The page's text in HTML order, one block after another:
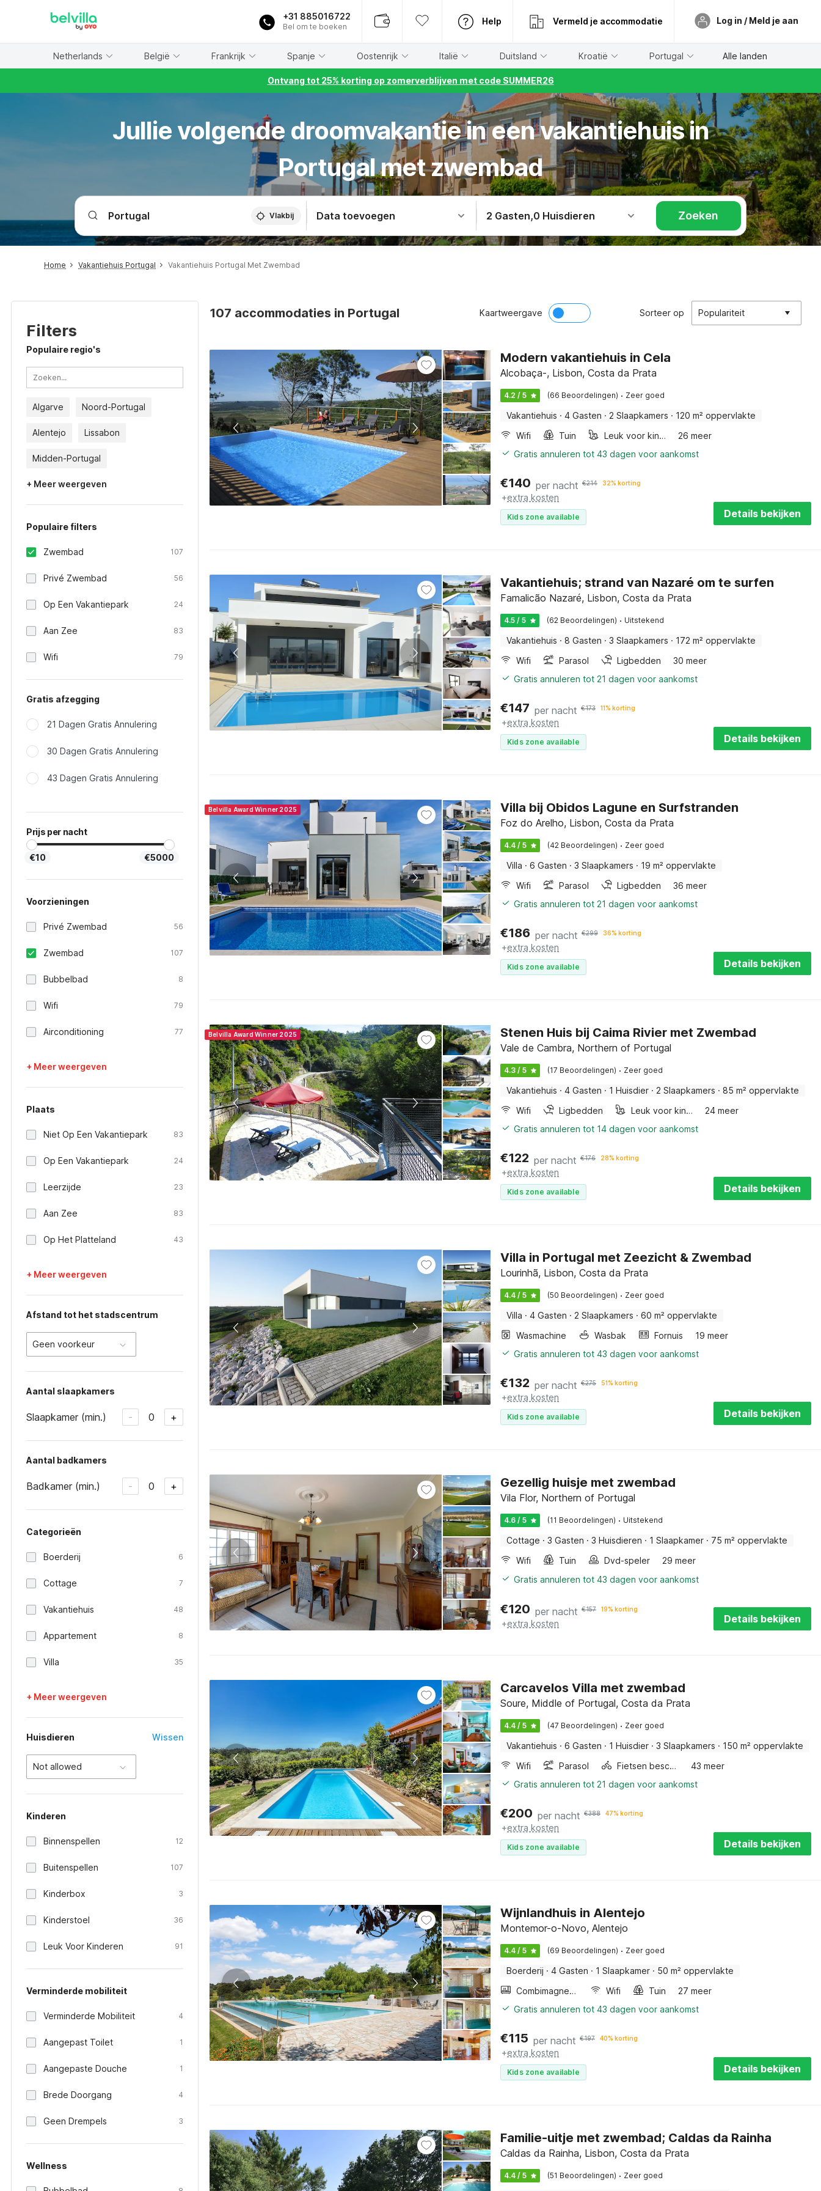
+31 885016722
Bel om te boeken
Help Vermeld je accommodatie Log in / Meld je aan
Netherlands België Frankrijk Spanje Oostenrijk Italië Duitsland Kroatië Portugal Alle landen
Ontvang tot 25% korting op zomerverblijven met code SUMMER26
Jullie volgende droomvakantie in een vakantiehuis in
Portugal met zwembad
Vlakbij Data toevoegen 2 Gasten,0 Huisdieren Zoeken
Home Vakantiehuis Portugal Vakantiehuis Portugal Met Zwembad
Filters
Populaire regio's
Algarve Noord-Portugal
Alentejo Lissabon
Midden-Portugal
+ Meer weergeven
Populaire filters
Zwembad 107
Privé Zwembad 56
Op Een Vakantiepark 24
Aan Zee 83
Wifi 79
Gratis afzegging
21 Dagen Gratis Annulering
30 Dagen Gratis Annulering
43 Dagen Gratis Annulering
Prijs per nacht
€10 €5000
Voorzieningen
Privé Zwembad 56
Zwembad 107
Bubbelbad 8
Wifi 79
Airconditioning 77
+ Meer weergeven
Plaats
Niet Op Een Vakantiepark 83
Op Een Vakantiepark 24
Leerzijde 23
Aan Zee 83
Op Het Platteland 43
+ Meer weergeven
Afstand tot het stadscentrum
Geen voorkeur
Aantal slaapkamers
Slaapkamer (min.) - 0 +
Aantal badkamers
Badkamer (min.) - 0 +
Categorieën
Boerderij 6
Cottage 7
Vakantiehuis 48
Appartement 8
Villa 35
+ Meer weergeven
Huisdieren Wissen
Not allowed
Kinderen
Binnenspellen 12
Buitenspellen 107
Kinderbox 3
Kinderstoel 36
Leuk Voor Kinderen 91
Verminderde mobiliteit
Verminderde Mobiliteit 4
Aangepast Toilet 1
Aangepaste Douche 1
Brede Doorgang 4
Geen Drempels 3
Wellness
107 accommodaties in Portugal Kaartweergave Sorteer op Populariteit
Modern vakantiehuis in Cela
Alcobaça-, Lisbon, Costa da Prata
4.2 / 5 (66 Beoordelingen) · Zeer goed
Vakantiehuis · 4 Gasten · 2 Slaapkamers · 120 m² oppervlakte
Wifi
Tuin Leuk voor kinderen
26 meer
Gratis annuleren tot 43 dagen voor aankomst
€140 per nacht €214 32% korting
+extra kosten
Kids zone available Details bekijken
Vakantiehuis; strand van Nazaré om te surfen
Famalicão Nazaré, Lisbon, Costa da Prata
4.5 / 5 (62 Beoordelingen) · Uitstekend
Vakantiehuis · 8 Gasten · 3 Slaapkamers · 172 m² oppervlakte
Wifi
Parasol Ligbedden
30 meer
Gratis annuleren tot 21 dagen voor aankomst
€147 per nacht €173 11% korting
+extra kosten
Kids zone available Details bekijken
Belvilla Award Winner 2025 Villa bij Obidos Lagune en Surfstranden
Foz do Arelho, Lisbon, Costa da Prata
4.4 / 5 (42 Beoordelingen) · Zeer goed
Villa · 6 Gasten · 3 Slaapkamers · 19 m² oppervlakte
Wifi
Parasol Ligbedden
36 meer
Gratis annuleren tot 21 dagen voor aankomst
€186 per nacht €299 36% korting
+extra kosten
Kids zone available Details bekijken
Belvilla Award Winner 2025 Stenen Huis bij Caima Rivier met Zwembad
Vale de Cambra, Northern of Portugal
4.3 / 5 (17 Beoordelingen) · Zeer goed
Vakantiehuis · 4 Gasten · 1 Huisdier · 2 Slaapkamers · 85 m² oppervlakte
Wifi
Ligbedden Leuk voor kinderen
24 meer
Gratis annuleren tot 14 dagen voor aankomst
€122 per nacht €176 28% korting
+extra kosten
Kids zone available Details bekijken
Villa in Portugal met Zeezicht & Zwembad
Lourinhã, Lisbon, Costa da Prata
4.4 / 5 (50 Beoordelingen) · Zeer goed
Villa · 4 Gasten · 2 Slaapkamers · 60 m² oppervlakte
Wasmachine
Wasbak Fornuis
19 meer
Gratis annuleren tot 43 dagen voor aankomst
€132 per nacht €275 51% korting
+extra kosten
Kids zone available Details bekijken
Gezellig huisje met zwembad
Vila Flor, Northern of Portugal
4.6 / 5 (11 Beoordelingen) · Uitstekend
Cottage · 3 Gasten · 3 Huisdieren · 1 Slaapkamer · 75 m² oppervlakte
Wifi
Tuin Dvd-speler
29 meer
Gratis annuleren tot 43 dagen voor aankomst
€120 per nacht €157 19% korting
+extra kosten Details bekijken
Carcavelos Villa met zwembad
Soure, Middle of Portugal, Costa da Prata
4.4 / 5 (47 Beoordelingen) · Zeer goed
Vakantiehuis · 6 Gasten · 1 Huisdier · 3 Slaapkamers · 150 m² oppervlakte
Wifi
Parasol Fietsen beschikbaar
43 meer
Gratis annuleren tot 21 dagen voor aankomst
€200 per nacht €388 47% korting
+extra kosten
Kids zone available Details bekijken
Wijnlandhuis in Alentejo
Montemor-o-Novo, Alentejo
4.4 / 5 (69 Beoordelingen) · Zeer goed
Boerderij · 4 Gasten · 1 Slaapkamer · 50 m² oppervlakte
Combimagnetron
Wifi Tuin
27 meer
Gratis annuleren tot 43 dagen voor aankomst
€115 per nacht €197 40% korting
+extra kosten
Kids zone available Details bekijken
Familie-uitje met zwembad; Caldas da Rainha
Caldas da Rainha, Lisbon, Costa da Prata
4.4 / 5 (51 Beoordelingen) · Zeer goed